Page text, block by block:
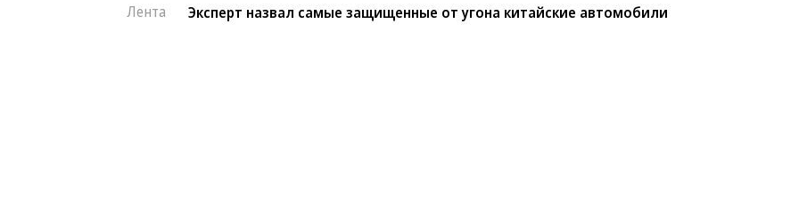
Лента Эксперт назвал самые защищенные от угона китайские автомобили